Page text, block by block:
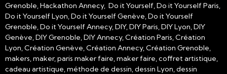
Grenoble, Hackathon Annecy, Do it Yourself, Do it Yourself Paris,
Do it Yourself Lyon, Do it Yourself Genève, Do it Yourself
Grenoble, Do it Yourself Annecy, DIY, DIY Paris, DIY Lyon, DIY
Genève, DIY Grenoble, DIY Annecy, Création Paris, Création
Lyon, Création Genève, Création Annecy, Création Grenoble,
makers, maker, paris maker faire, maker faire, coffret artistique,
cadeau artistique, méthode de dessin, dessin Lyon, dessin